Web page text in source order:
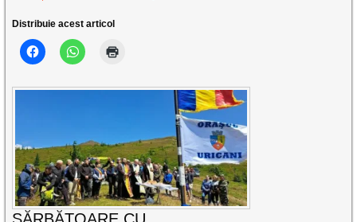
Distribuie acest articol